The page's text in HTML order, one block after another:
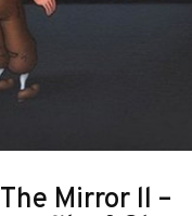
The Mirror ll –